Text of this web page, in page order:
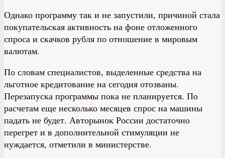
Однако программу так и не запустили, причиной стала
покупательская активность на фоне отложенного
спроса и скачков рубля по отношение в мировым
валютам.
По словам специалистов, выделенные средства на
льготное кредитование на сегодня отозваны.
Перезапуска программы пока не планируется. По
расчетам еще несколько месяцев спрос на машины
падать не будет. Авторынок России достаточно
перегрет и в дополнительной стимуляции не
нуждается, отметили в министерстве.